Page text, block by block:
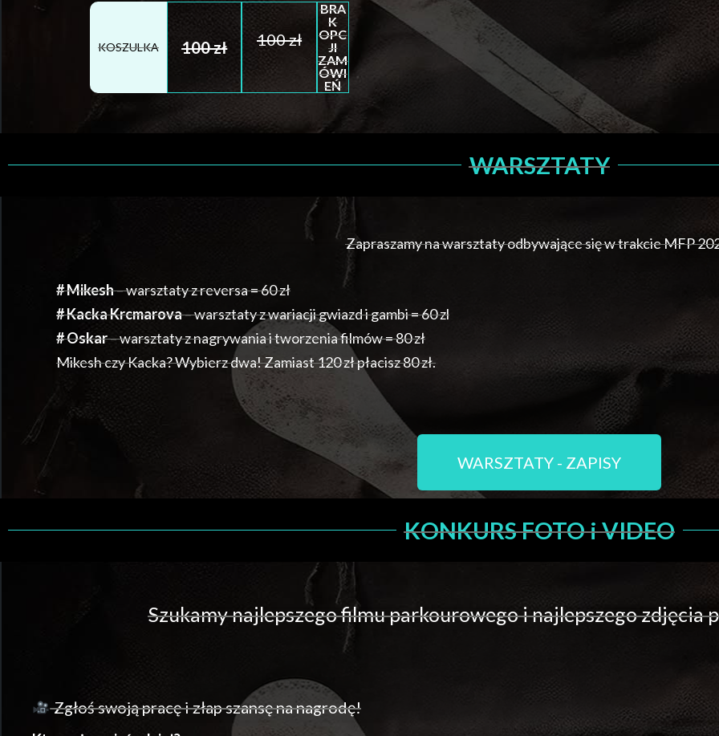
KOSZULKA 100 zł 100 zł
BRA
K
OPC
JI
ZAM
ÓWI
EŃ
WARSZTATY
Zapraszamy na warsztaty odbywające się w trakcie MFP
# Mikesh– warsztaty z reversa = 60 zł
# Kacka Krcmarova– warsztaty z wariacji gwiazd i gambi = 60 zl
# Oskar– warsztaty z nagrywania i tworzenia filmów = 80 zł
Mikesh czy Kacka? Wybierz dwa! Zamiast 120 zł płacisz 80 zł.
WARSZTATY - ZAPISY
KONKURS FOTO i VIDEO
Szukamy najlepszego filmu parkourowego i najlepszego zdjęcia
Zgłoś swoją pracę i złap szansę na nagrodę!